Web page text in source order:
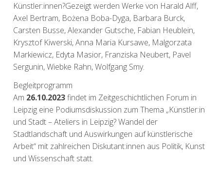
Künstler:innen?Gezeigt werden Werke von Harald Alff,
Axel Bertram, Bożena Boba-Dyga, Barbara Burck,
Carsten Busse, Alexander Gutsche, Fabian Heublein,
Krysztof Kiwerski, Anna Maria Kursawe, Malgorzata
Markiewicz, Edyta Masior, Franziska Neubert, Pavel
Sergunin, Wiebke Rahn, Wolfgang Smy.
Begleitprogramm
Am 26.10.2023findet im Zeitgeschichtlichen Forum in
Leipzigeine Podiumsdiskussion zum Thema „Künstler:in
und Stadt – Ateliers in Leipzig? Wandel der
Stadtlandschaft und Auswirkungen auf künstlerische
Arbeit“ mit zahlreichen Diskutant:innen aus Politik, Kunst
und Wissenschaft statt.